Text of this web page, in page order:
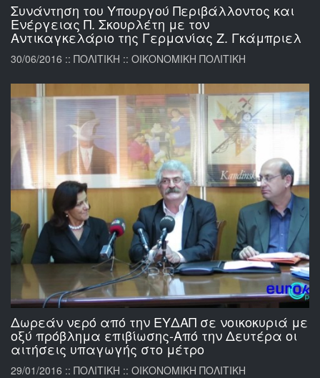
Συνάντηση του Υπουργού Περιβάλλοντος και
Ενέργειας Π. Σκουρλέτη με τον
Αντικαγκελάριο της Γερμανίας Ζ. Γκάμπριελ
30/06/2016 :: ΠΟΛΙΤΙΚΗ :: ΟΙΚΟΝΟΜΙΚΗ ΠΟΛΙΤΙΚΗ
Δωρεάν νερό από την ΕΥΔΑΠ σε νοικοκυριά με
οξύ πρόβλημα επιβίωσης-Από την Δευτέρα οι
αιτήσεις υπαγωγής στο μέτρο
29/01/2016 :: ΠΟΛΙΤΙΚΗ :: ΟΙΚΟΝΟΜΙΚΗ ΠΟΛΙΤΙΚΗ